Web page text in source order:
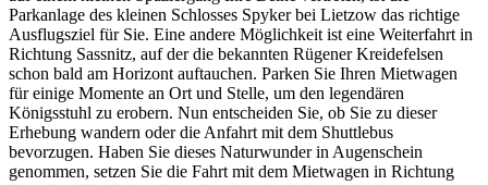
Parkanlage des kleinen Schlosses Spyker bei Lietzow das richtige
Ausflugsziel für Sie. Eine andere Möglichkeit ist eine Weiterfahrt in
Richtung Sassnitz, auf der die bekannten Rügener Kreidefelsen
schon bald am Horizont auftauchen. Parken Sie Ihren Mietwagen
für einige Momente an Ort und Stelle, um den legendären
Königsstuhl zu erobern. Nun entscheiden Sie, ob Sie zu dieser
Erhebung wandern oder die Anfahrt mit dem Shuttlebus
bevorzugen. Haben Sie dieses Naturwunder in Augenschein
genommen, setzen Sie die Fahrt mit dem Mietwagen in Richtung